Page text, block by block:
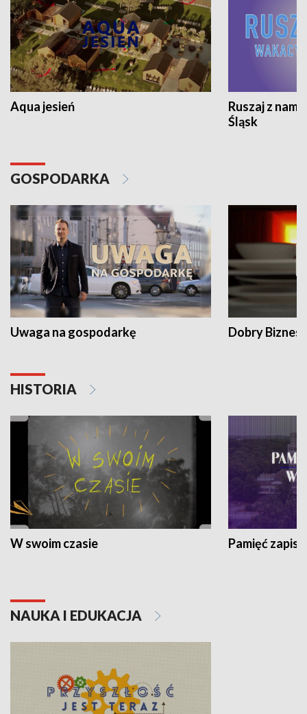
Aqua jesień
Ruszaj z
Śląsk
GOSPODARKA
Uwaga na gospodarkę Dobry Biznes
HISTORIA
W swoim czasie Pamięć
NAUKA I EDUKACJA